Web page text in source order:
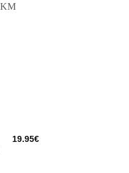
19.95€